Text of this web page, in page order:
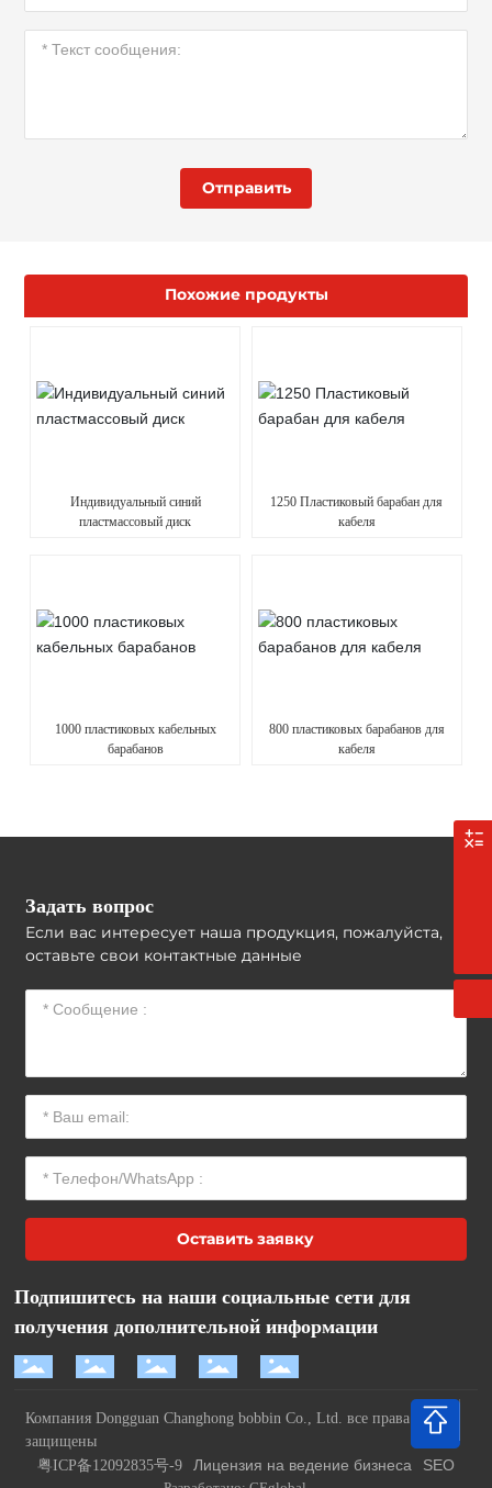
Отправить
Похожие продукты
Индивидуальный синий
пластмассовый диск
1250 Пластиковый барабан для
кабеля
1000 пластиковых кабельных
барабанов
800 пластиковых барабанов для
кабеля
Подпишитесь на наши социальные сети для
получения дополнительной информации
Задать вопрос
Если вас интересует наша продукция, пожалуйста,
оставьте свои контактные данные
Оставить заявку
Компания Dongguan Changhong bobbin Co., Ltd. все права
защищены
粤ICP备12092835号-9
Лицензия на ведение бизнеса SEO
wangyumei630@163.com